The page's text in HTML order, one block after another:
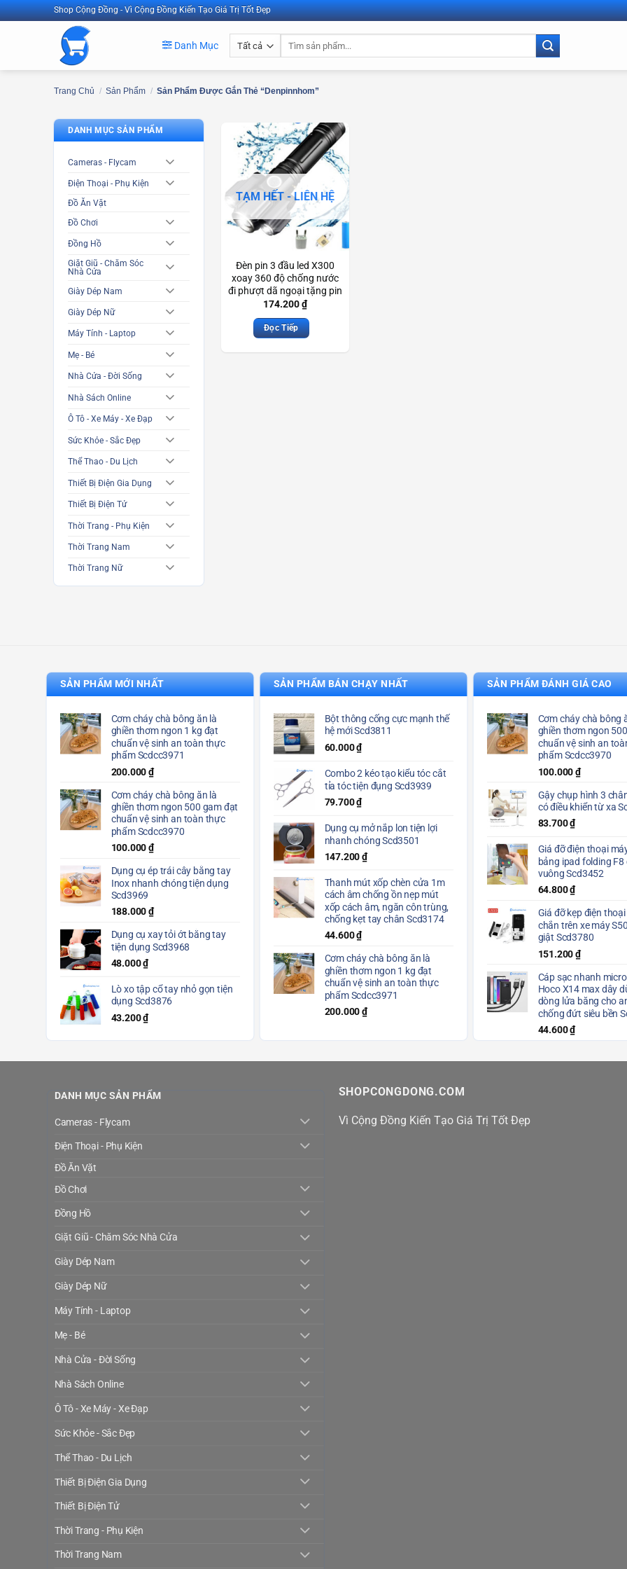
Bỏ
qua
Shop Cộng Đồng - Vì Cộng Đồng Kiến Tạo Giá Trị Tốt Đẹp
Danh Mục
Trang Chủ / Sản Phẩm / Sản Phẩm Được Gắn Thẻ “denpinnhom”
DANH MỤC SẢN PHẨM
Cameras - Flycam
Điện Thoại - Phụ Kiện
Đồ Ăn Vặt
Đồ Chơi
Đồng Hồ
Giặt Giũ - Chăm Sóc
Nhà Cửa
Giày Dép Nam
Giày Dép Nữ
Máy Tính - Laptop
Mẹ - Bé
Nhà Cửa - Đời Sống
Nhà Sách Online
Ô Tô - Xe Máy - Xe Đạp
Sức Khỏe - Sắc Đẹp
Thể Thao - Du Lịch
Thiết Bị Điện Gia Dụng
Thiết Bị Điện Tử
Thời Trang - Phụ Kiện
Thời Trang Nam
Thời Trang Nữ
TẠM HẾT - LIÊN HỆ
Đèn pin 3 đầu led X300
xoay 360 độ chống nước
đi phượt dã ngoại tặng pin
cáp sạc USB Scd3949
174.200₫
Đọc Tiếp
SẢN PHẨM MỚI NHẤT
Cơm cháy chà bông ăn là
ghiền thơm ngon 1 kg đạt
chuẩn vệ sinh an toàn thực
phẩm Scdcc3971
200.000₫
Cơm cháy chà bông ăn là
ghiền thơm ngon 500 gam đạt
chuẩn vệ sinh an toàn thực
phẩm Scdcc3970
100.000₫
Dụng cụ ép trái cây bằng tay
Inox nhanh chóng tiện dụng
Scd3969
188.000₫
Dụng cụ xay tỏi ớt bằng tay
tiện dụng Scd3968
48.000₫
Lò xo tập cổ tay nhỏ gọn tiện
dụng Scd3876
43.200₫
SẢN PHẨM BÁN CHẠY NHẤT
Bột thông cống cực mạnh thế
hệ mới Scd3811
60.000₫
Combo 2 kéo tạo kiểu tóc cắt
tỉa tóc tiện đụng Scd3939
79.700₫
Dụng cụ mở nắp lon tiện lợi
nhanh chóng Scd3501
147.200₫
Thanh mút xốp chèn cửa 1m
cách âm chống ồn nẹp mút
xốp cách âm, ngăn côn trùng,
chống kẹt tay chân Scd3174
44.600₫
Cơm cháy chà bông ăn là
ghiền thơm ngon 1 kg đạt
chuẩn vệ sinh an toàn thực
phẩm Scdcc3971
200.000₫
SẢN PHẨM ĐÁNH GIÁ CAO
Cơm cháy chà bông
ghiền thơm ngon
chuẩn vệ sinh an
phẩm Scdcc3970
100.000₫
Gậy chụp hình 3
có điều khiển từ xa
83.700₫
Giá đỡ điện thoại
bảng ipad folding F8
vuông Scd3452
64.800₫
Giá đỡ kẹp điện
chắn trên xe máy
giật Scd3780
151.200₫
Cáp sạc nhanh
Hoco X14 max dây
dòng lửa băng cho
chống đứt siêu bền
44.600₫
DANH MỤC SẢN PHẨM
Cameras - Flycam
Điện Thoại - Phụ Kiện
Đồ Ăn Vặt
Đồ Chơi
Đồng Hồ
Giặt Giũ - Chăm Sóc Nhà Cửa
Giày Dép Nam
Giày Dép Nữ
Máy Tính - Laptop
Mẹ - Bé
Nhà Cửa - Đời Sống
Nhà Sách Online
Ô Tô - Xe Máy - Xe Đạp
Sức Khỏe - Sắc Đẹp
Thể Thao - Du Lịch
Thiết Bị Điện Gia Dụng
Thiết Bị Điện Tử
Thời Trang - Phụ Kiện
Thời Trang Nam
SHOPCONGDONG.COM
Vì Cộng Đồng Kiến Tạo Giá Trị Tốt Đẹp